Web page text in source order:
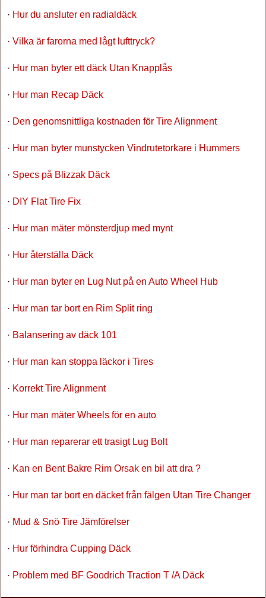
· Hur du ansluter en radialdäck
· Vilka är farorna med lågt lufttryck?
· Hur man byter ett däck Utan Knapplås
· Hur man Recap Däck
· Den genomsnittliga kostnaden för Tire Alignment
· Hur man byter munstycken Vindrutetorkare i Hummers
· Specs på Blizzak Däck
· DIY Flat Tire Fix
· Hur man mäter mönsterdjup med mynt
· Hur återställa Däck
· Hur man byter en Lug Nut på en Auto Wheel Hub
· Hur man tar bort en Rim Split ring
· Balansering av däck 101
· Hur man kan stoppa läckor i Tires
· Korrekt Tire Alignment
· Hur man mäter Wheels för en auto
· Hur man reparerar ett trasigt Lug Bolt
· Kan en Bent Bakre Rim Orsak en bil att dra ?
· Hur man tar bort en däcket från fälgen Utan Tire Changer
· Mud & Snö Tire Jämförelser
· Hur förhindra Cupping Däck
· Problem med BF Goodrich Traction T /A Däck